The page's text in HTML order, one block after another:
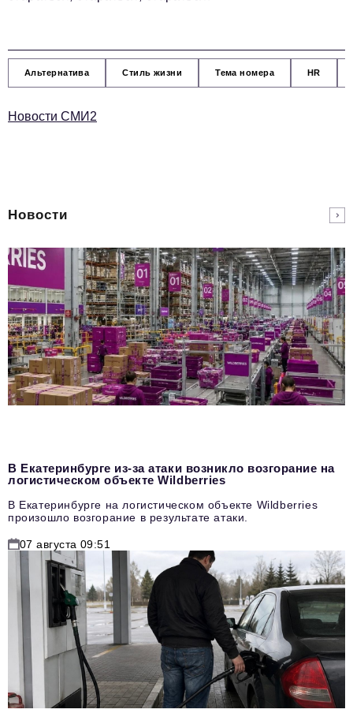
Альтернатива Стиль жизни Тема номера HR
Новости СМИ2
Новости
В Екатеринбурге из-за атаки возникло возгорание на
логистическом объекте Wildberries
В Екатеринбурге на логистическом объекте Wildberries
произошло возгорание в результате атаки.
07 августа 09:51